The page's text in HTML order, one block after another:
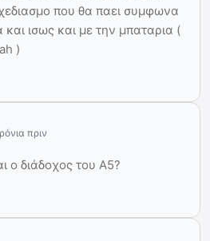
που θα παει συμφωνα
και ισως και με την μπαταρια (
)
πριν
ο διάδοχος του A5?